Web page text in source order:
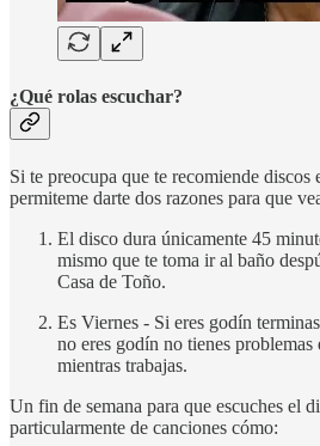
¿Qué rolas escuchar?
Si te preocupa que te recomiende discos
permiteme darte dos razones para que
El disco dura únicamente 45
mismo que te toma ir al baño
Casa de Toño.
Es Viernes - Si eres godín
no eres godín no tienes problemas
mientras trabajas.
Un fin de semana para que escuches el
particularmente de canciones cómo: